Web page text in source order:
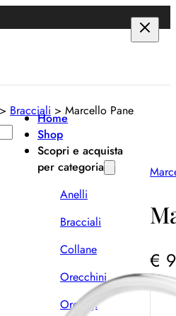
Home
Shop
Scopri e acquista
per categoria
Anelli
Bracciali
Collane
Orecchini
Orologi
> Bracciali > Marcello Pane
€